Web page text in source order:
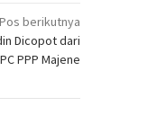
Pos berikutnya
Dicopot dari
PPP Majene